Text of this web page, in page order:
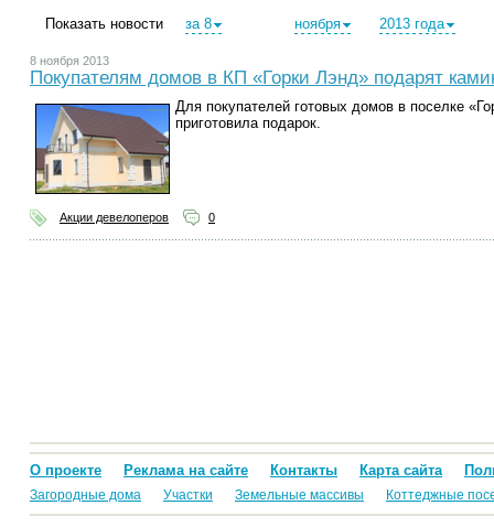
Показать новости за 8 ноября 2013 года
8 ноября 2013
Покупателям домов в КП «Горки Лэнд» подарят
Для покупателей готовых домов в поселке
приготовила подарок.
Акции девелоперов 0
О проекте Реклама на сайте Контакты Карта сайта
Загородные дома Участки Земельные массивы Коттеджные